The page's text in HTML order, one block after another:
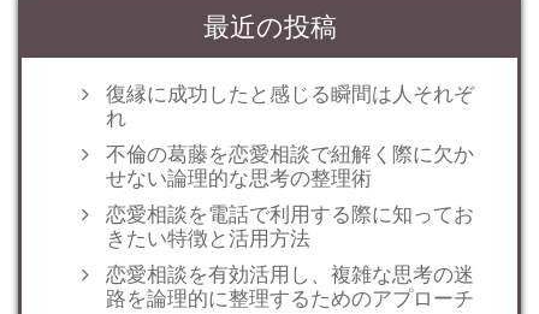
最近の投稿
復縁に成功したと感じる瞬間は人それぞ
れ
不倫の葛藤を恋愛相談で紐解く際に欠か
せない論理的な思考の整理術
恋愛相談を電話で利用する際に知ってお
きたい特徴と活用方法
恋愛相談を有効活用し、複雑な思考の迷
路を論理的に整理するためのアプローチ